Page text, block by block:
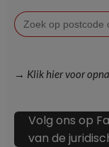
Zoek
naar:
→ Klik hier voor
Volg ons op
van de